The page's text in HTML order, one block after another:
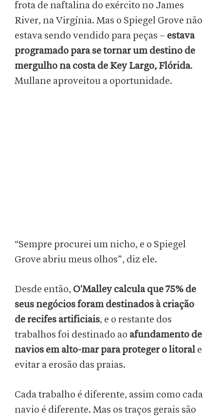
frota de naftalina do exército no James
River, na Virgínia. Mas o Spiegel Grove não
estava sendo vendido para peças – estava
programado para se tornar um destino de
mergulho na costa de Key Largo, Flórida.
Mullane aproveitou a oportunidade.
“Sempre procurei um nicho, e o Spiegel
Grove abriu meus olhos”, diz ele.
Desde então, O'Malley calcula que 75% de
seus negócios foram destinados à criação
de recifes artificiais, e o restante dos
trabalhos foi destinado ao afundamento de
navios em alto-mar para proteger o litoral e
evitar a erosão das praias.
Cada trabalho é diferente, assim como cada
navio é diferente. Mas os traços gerais são